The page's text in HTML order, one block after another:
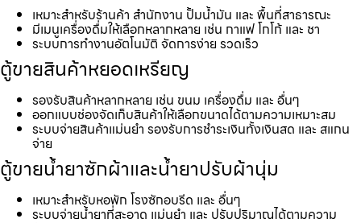
เหมาะสำหรับร้านค้า สำนักงาน ปั้มน้ำมัน และ พื้นที่สาธารณะ
มีเมนูเครื่องดื่มให้เลือกหลากหลาย เช่น กาแฟ โกโก้ และ ชา
ระบบการทำงานอัตโนมัติ จัดการง่าย รวดเร็ว
ตู้ขายสินค้าหยอดเหรียญ
รองรับสินค้าหลากหลาย เช่น ขนม เครื่องดื่ม และ อื่นๆ
ออกแบบช่องจัดเก็บสินค้าให้เลือกขนาดได้ตามความเหมาะสม
ระบบจ่ายสินค้าแม่นยำ รองรับการชำระเงินทั้งเงินสด และ สแกน
จ่าย
ตู้ขายน้ำยาซักผ้าและน้ำยาปรับผ้านุ่ม
เหมาะสำหรับหอพัก โรงซักอบรีด และ อื่นๆ
ระบบจ่ายน้ำยาที่สะอาด แม่นยำ และ ปรับปริมาณได้ตามความ